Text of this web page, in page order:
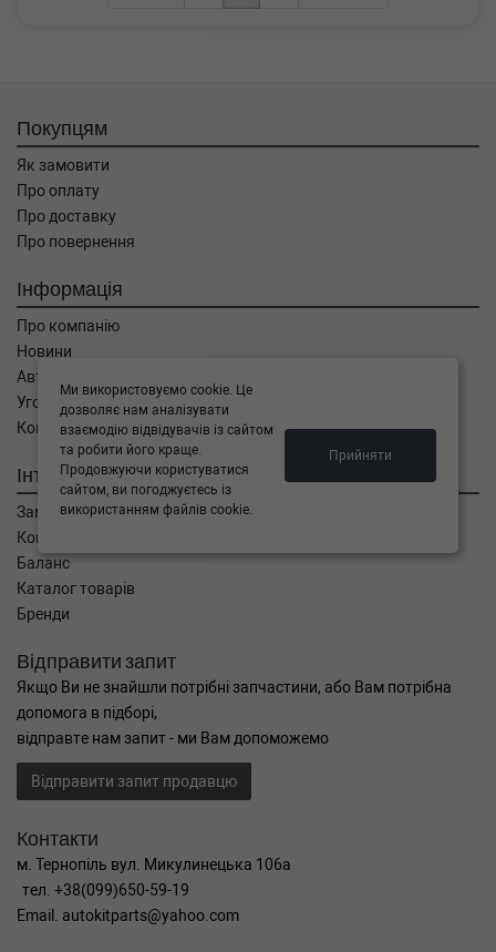
Покупцям
Як замовити
Про оплату
Про доставку
Про повернення
Інформація
Про компанію
Новини
Автоблог
Угода користувача
Контакти
Інтернет магазин
Замовлення
Кошик
Баланс
Каталог товарів
Бренди
Відправити запит
Якщо Ви не знайшли потрібні запчастини, або Вам потрібна
допомога в підборі,
відправте нам запит - ми Вам допоможемо
Відправити запит продавцю
Контакти
м. Тернопіль вул. Микулинецька 106а
тел. +38(099)650-59-19
Email. autokitparts@yahoo.com
Ми використовуємо cookie. Це
дозволяє нам аналізувати
взаємодію відвідувачів із сайтом
та робити його краще.
Продовжуючи користуватися
сайтом, ви погоджуєтесь із
використанням файлів cookie.
Прийняти